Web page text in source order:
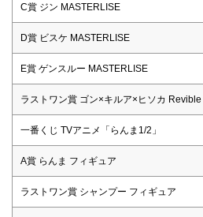
C賞 ジン MASTERLISE
D賞 ビスケ MASTERLISE
E賞 ゲンスルー MASTERLISE
ラストワン賞 ゴン×キルア×ヒソカ
一番くじ TVアニメ「らんま1/2」
A賞 らんま フィギュア
ラストワン賞 シャンプー フィギュア